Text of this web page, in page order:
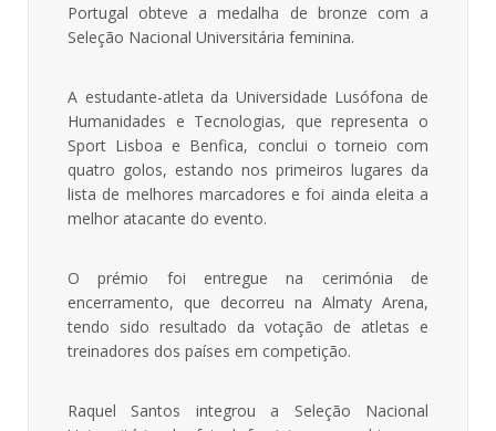
Portugal obteve a medalha de bronze com a
Seleção Nacional Universitária feminina.
A estudante-atleta da Universidade Lusófona de
Humanidades e Tecnologias, que representa o
Sport Lisboa e Benfica, conclui o torneio com
quatro golos, estando nos primeiros lugares da
lista de melhores marcadores e foi ainda eleita a
melhor atacante do evento.
O prémio foi entregue na cerimónia de
encerramento, que decorreu na Almaty Arena,
tendo sido resultado da votação de atletas e
treinadores dos países em competição.
Raquel Santos integrou a Seleção Nacional